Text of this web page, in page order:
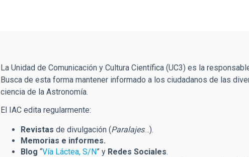
La Unidad de Comunicación y Cultura Científica (UC3) es la
Busca de esta forma mantener informado a los ciudadanos de las
ciencia de la Astronomía.
El IAC edita regularmente:
Revistas de divulgación (Paralajes…).
Memorias e informes.
Blog “Vía Láctea, S/N” y Redes Sociales.